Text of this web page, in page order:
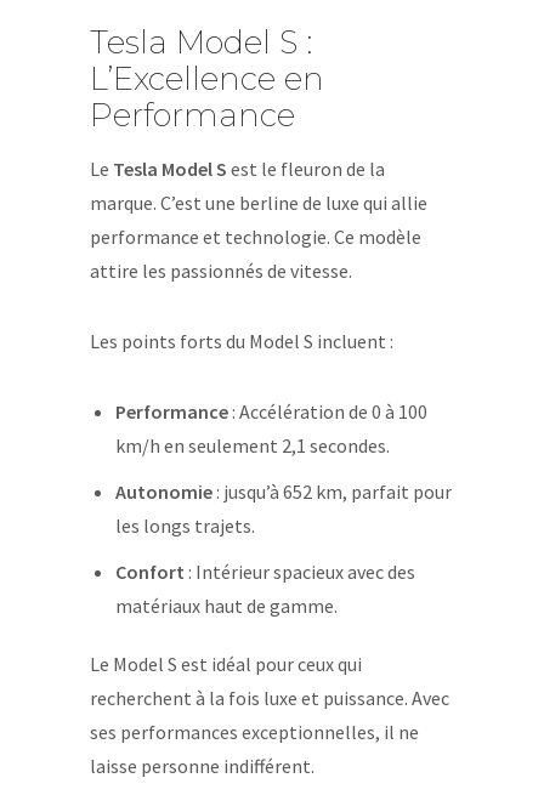
Tesla Model S :
L’Excellence en
Performance
Le Tesla Model S est le fleuron de la
marque. C’est une berline de luxe qui allie
performance et technologie. Ce modèle
attire les passionnés de vitesse.
Les points forts du Model S incluent :
Performance: Accélération de 0 à 100
km/h en seulement 2,1 secondes.
Autonomie: jusqu’à 652 km, parfait pour
les longs trajets.
Confort : Intérieur spacieux avec des
matériaux haut de gamme.
Le Model S est idéal pour ceux qui
recherchent à la fois luxe et puissance. Avec
ses performances exceptionnelles, il ne
laisse personne indifférent.